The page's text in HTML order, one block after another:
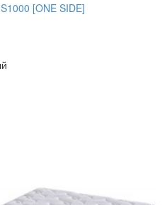
[ONE SIDE]